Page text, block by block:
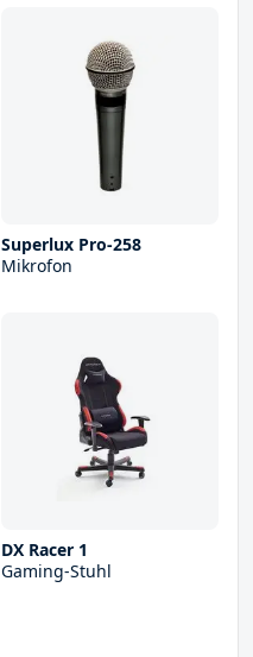
Superlux Pro-258
Mikrofon
DX Racer 1
Gaming-Stuhl